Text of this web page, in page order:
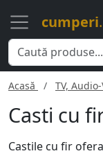
cumperi
Acasă TV,
Casti cu
Castile cu fir